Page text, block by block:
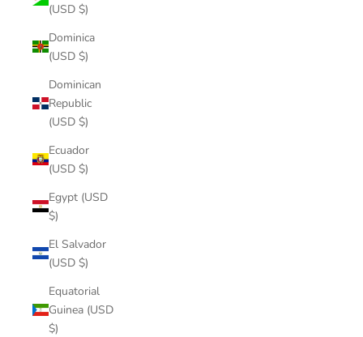
(USD $)
Dominica
(USD $)
Dominican
Republic
(USD $)
Ecuador
(USD $)
Egypt (USD
$)
El Salvador
(USD $)
Equatorial
Guinea (USD
$)